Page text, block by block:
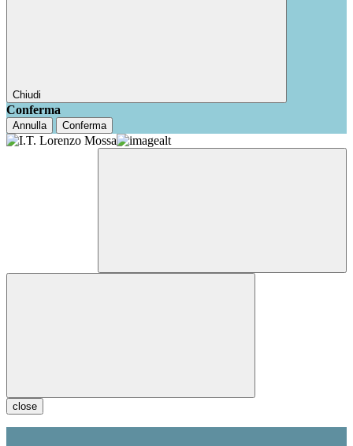
Chiudi
Conferma
Annulla Conferma
close